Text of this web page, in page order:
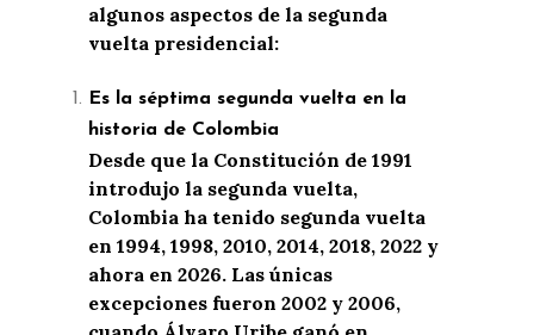
algunos aspectos de la segunda
vuelta presidencial:
Es la séptima segunda vuelta en la
historia de Colombia
Desde que la Constitución de 1991
introdujo la segunda vuelta,
Colombia ha tenido segunda vuelta
en 1994, 1998, 2010, 2014, 2018, 2022 y
ahora en 2026. Las únicas
excepciones fueron 2002 y 2006,